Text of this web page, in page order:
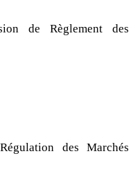
de Règlement des
des Marchés